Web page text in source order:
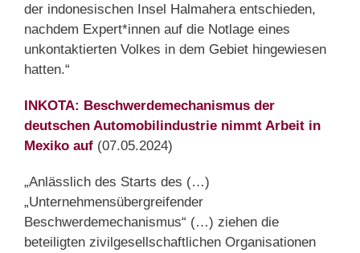
der indonesischen Insel Halmahera entschieden,
nachdem Expert*innen auf die Notlage eines
unkontaktierten Volkes in dem Gebiet hingewiesen
hatten.“
INKOTA: Beschwerdemechanismus der
deutschen Automobilindustrie nimmt Arbeit in
Mexiko auf (07.05.2024)
„Anlässlich des Starts des (…)
„Unternehmensübergreifender
Beschwerdemechanismus“ (…) ziehen die
beteiligten zivilgesellschaftlichen Organisationen